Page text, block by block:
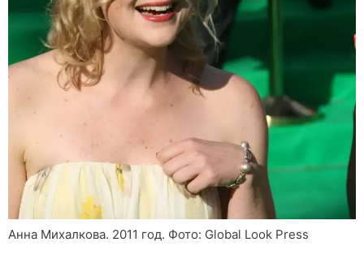
Анна Михалкова. 2011 год. Фото: Global Look Press